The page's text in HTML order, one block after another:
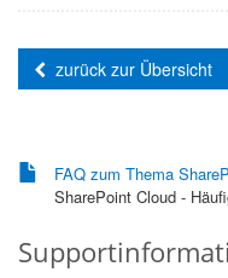
zurück zur Übersicht
FAQ zum Thema
SharePoint Cloud -